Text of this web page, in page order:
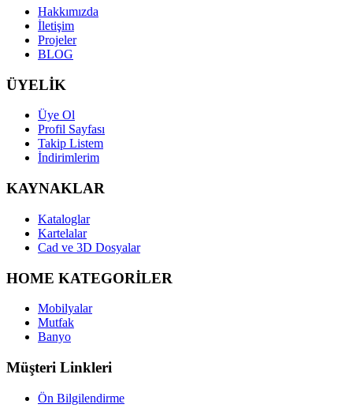
Hakkımızda
İletişim
Projeler
BLOG
ÜYELİK
Üye Ol
Profil Sayfası
Takip Listem
İndirimlerim
KAYNAKLAR
Kataloglar
Kartelalar
Cad ve 3D Dosyalar
HOME KATEGORİLER
Mobilyalar
Mutfak
Banyo
Müşteri Linkleri
Ön Bilgilendirme